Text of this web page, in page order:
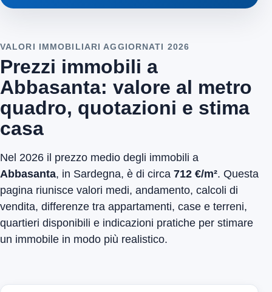
VALORI IMMOBILIARI AGGIORNATI 2026
Prezzi immobili a
Abbasanta: valore al metro
quadro, quotazioni e stima
casa
Nel 2026 il prezzo medio degli immobili a
Abbasanta, in Sardegna, è di circa 712 €/m². Questa
pagina riunisce valori medi, andamento, calcoli di
vendita, differenze tra appartamenti, case e terreni,
quartieri disponibili e indicazioni pratiche per stimare
un immobile in modo più realistico.